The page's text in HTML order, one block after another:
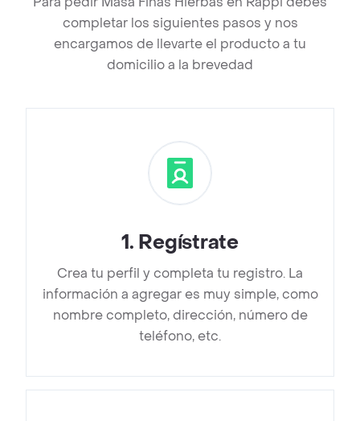
completar los siguientes pasos y nos
encargamos de llevarte el producto a tu
domicilio a la brevedad
1. Regístrate
Crea tu perfil y completa tu registro. La
información a agregar es muy simple, como
nombre completo, dirección, número de
teléfono, etc.